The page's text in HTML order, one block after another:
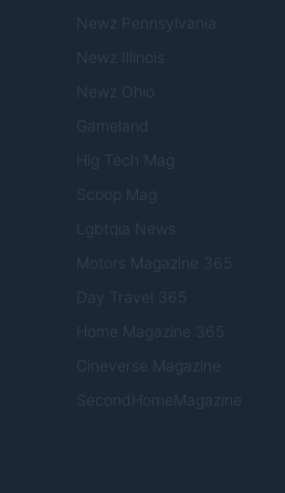
Newz Pennsylvania
Newz Illinois
Newz Ohio
Gameland
Hig Tech Mag
Scoop Mag
Lgbtqia News
Motors Magazine 365
Day Travel 365
Home Magazine 365
Cineverse Magazine
SecondHomeMagazine